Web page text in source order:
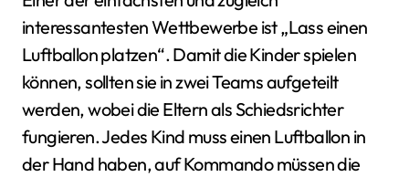
interessantesten Wettbewerbe ist „Lass einen
Luftballon platzen“. Damit die Kinder spielen
können, sollten sie in zwei Teams aufgeteilt
werden, wobei die Eltern als Schiedsrichter
fungieren. Jedes Kind muss einen Luftballon in
der Hand haben, auf Kommando müssen die